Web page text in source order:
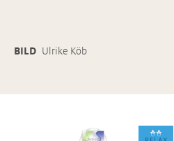
BILD Ulrike Köb